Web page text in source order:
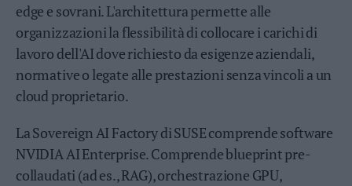
Alto
Adige
Südtirol
Dolomiti
Leggi/Abbonati
Newsletter
edge e sovrani. L'architettura permette alle
organizzazioni la flessibilità di collocare i carichi di
lavoro dell'AI dove richiesto da esigenze aziendali,
normative o legate alle prestazioni senza vincoli a un
cloud proprietario.
La Sovereign AI Factory di SUSE comprende software
NVIDIA AI Enterprise. Comprende blueprint pre-
collaudati (ad es., RAG), orchestrazione GPU,